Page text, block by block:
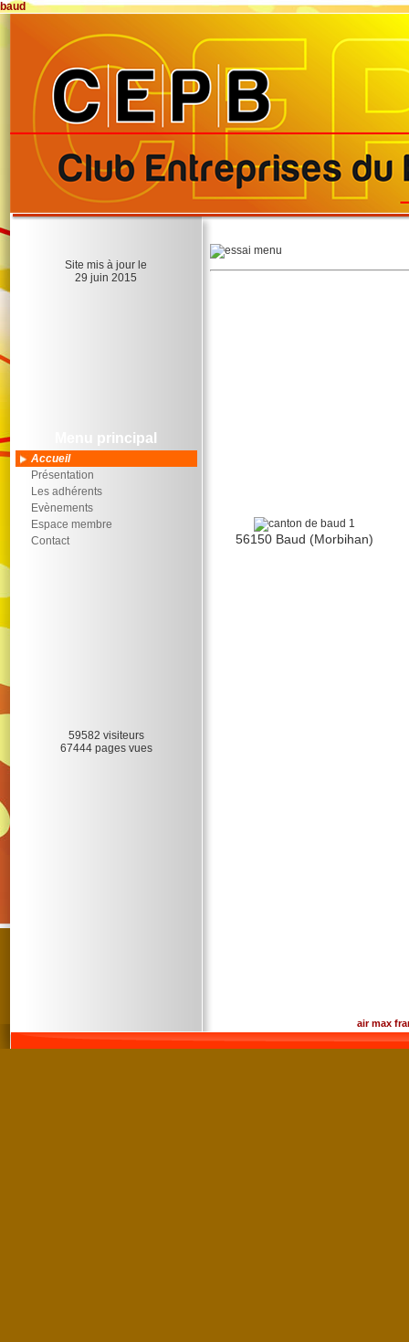
baud
Site mis à jour le
29 juin 2015
Menu principal
Accueil
Présentation
Les adhérents
Evènements
Espace membre
Contact
59582 visiteurs
67444 pages vues
56150 Baud (Morbihan)
air max